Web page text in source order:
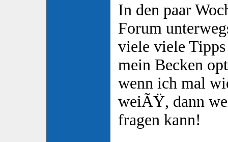
In den paar
Forum
viele viele
mein Becken
wenn ich mal
weiÃŸ, dann
fragen kann!